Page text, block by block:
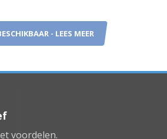
- LEES MEER
voordelen.